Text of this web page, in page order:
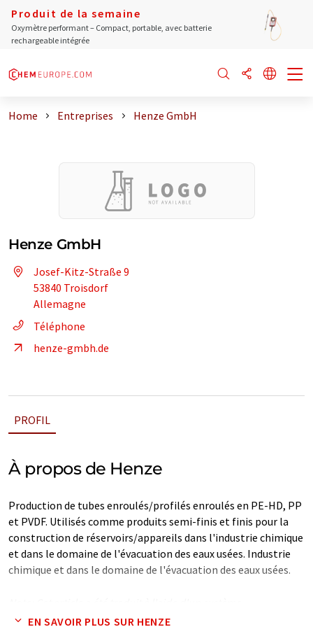
Produit de la semaine
Oxymètre performant – Compact, portable, avec batterie
rechargeable intégrée
Home Entreprises Henze GmbH
Henze GmbH
Josef-Kitz-Straße 9
53840 Troisdorf
Allemagne
Téléphone
henze-gmbh.de
PROFIL
À propos de Henze
Production de tubes enroulés/profilés enroulés en PE-HD, PP
et PVDF. Utilisés comme produits semi-finis et finis pour la
construction de réservoirs/appareils dans l'industrie chimique
et dans le domaine de l'évacuation des eaux usées. Industrie
chimique et dans le domaine de l'évacuation des eaux usées.
informatique sans intervention humaine. LUMITOS propose
EN SAVOIR PLUS SUR HENZE